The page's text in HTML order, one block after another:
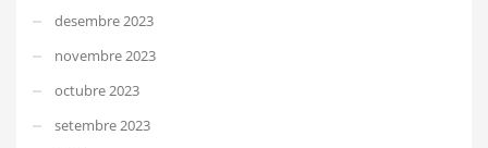
desembre 2023
novembre 2023
octubre 2023
setembre 2023